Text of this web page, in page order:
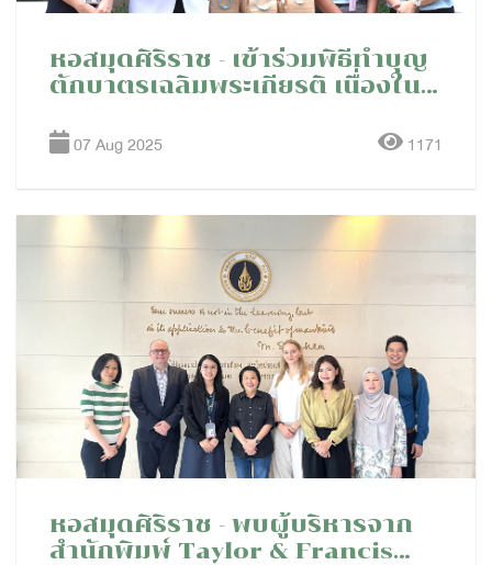
หอสมุดศิริราช - เข้าร่วมพิธีทำบุญ
ตักบาตรเฉลิมพระเกียรติ เนื่องใน
สมเด็จพระนางเจ้าสิริกิติ์ พระบรม
หลวง
07 Aug 2025 1171
หอสมุดศิริราช - พบผู้บริหารจาก
สำนักพิมพ์ Taylor & Francis